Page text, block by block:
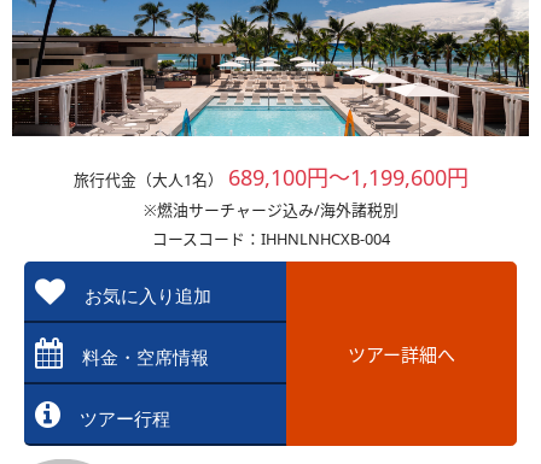
旅行代金（大人1名） 689,100円～1,199,600円
※燃油サーチャージ込み/海外諸税別
コースコード：IHHNLNHCXB-004
お気に入り追加
料金・空席情報
ツアー行程
ツアー詳細へ